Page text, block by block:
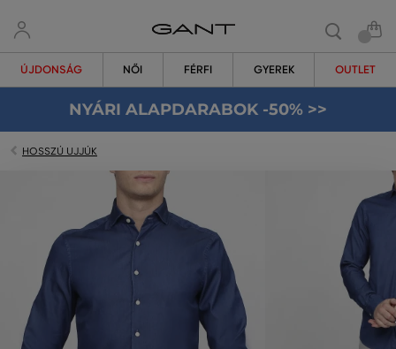
ÚJDONSÁG NŐI FÉRFI GYEREK OUTLET
NYÁRI ALAPDARABOK -50% >>
HOSSZÚ UJJÚK